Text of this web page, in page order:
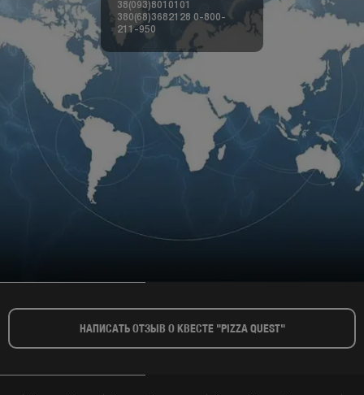
38(093)8010101
380(68)3682128 0-800-
211-950
НАПИСАТЬ ОТЗЫВ О КВЕСТЕ "PIZZA QUEST"​